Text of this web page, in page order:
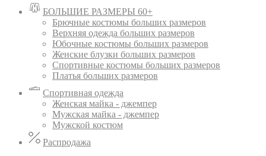
БОЛЬШИЕ РАЗМЕРЫ 60+
Брючные костюмы больших размеров
Верхняя одежда больших размеров
Юбочные костюмы больших размеров
Женские блузки больших размеров
Спортивные костюмы больших размеров
Платья больших размеров
Спортивная одежда
Женская майка - джемпер
Мужская майка - джемпер
Мужской костюм
Распродажа